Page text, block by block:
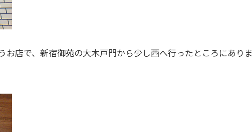
お店で、新宿御苑の大木戸門から少し西へ行ったところにありま